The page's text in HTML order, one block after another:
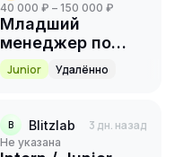
40 000 ₽ – 150 000 ₽
Младший
менеджер по
продажам (SDR)
Junior Удалённо
B Blitzlab 3 дн. назад
Не указана